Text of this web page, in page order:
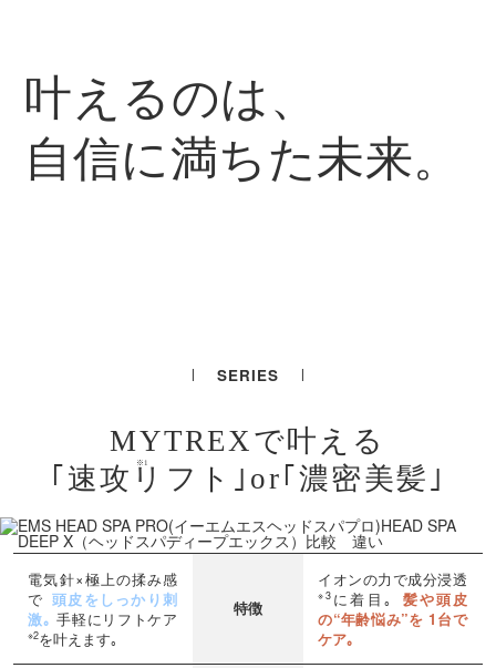
叶えるのは、
自信に満ちた未来。
SERIES
MYTREXで叶える
｢速攻
※1
リフト｣or｢濃密美髪｣
電気針×極上の揉み感
で 頭皮をしっかり刺
激｡ 手軽にリフトケア
※2を叶えます｡
特徴
イオンの力で成分浸透
※3 に着目｡
髪や頭皮
の“年齢悩み”を 1台で
ケア｡